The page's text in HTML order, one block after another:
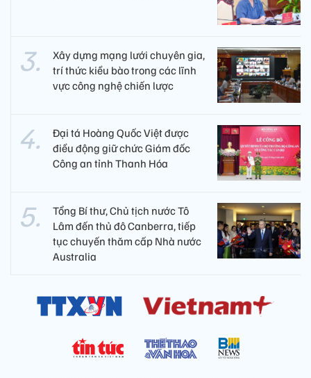
Xây dựng mạng lưới chuyên gia,
trí thức kiều bào trong các lĩnh
vực công nghệ chiến lược
Đại tá Hoàng Quốc Việt được
điều động giữ chức Giám đốc
Công an tỉnh Thanh Hóa
Tổng Bí thư, Chủ tịch nước Tô
Lâm đến thủ đô Canberra, tiếp
tục chuyến thăm cấp Nhà nước
Australia